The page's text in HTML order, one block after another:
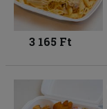
3 165 Ft